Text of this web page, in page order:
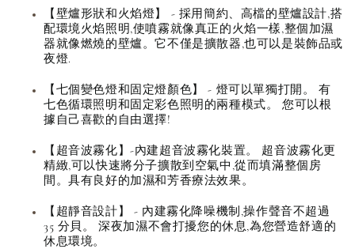
【壁爐形狀和火焰燈】 - 採用簡約、高檔的壁爐設計,搭
配環境火焰照明,使噴霧就像真正的火焰一樣,整個加濕
器就像燃燒的壁爐。它不僅是擴散器,也可以是裝飾品或
夜燈.
【七個變色燈和固定燈顏色】 - 燈可以單獨打開。 有
七色循環照明和固定彩色照明的兩種模式。 您可以根
據自己喜歡的自由選擇!
【超音波霧化】-內建超音波霧化裝置。 超音波霧化更
精緻,可以快速將分子擴散到空氣中,從而填滿整個房
間。具有良好的加濕和芳香療法效果。
【超靜音設計】 - 內建霧化降噪機制,操作聲音不超過
35 分貝。 深夜加濕不會打擾您的休息,為您營造舒適的
休息環境。